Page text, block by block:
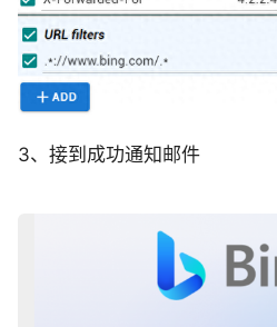
3、接到成功通知邮件